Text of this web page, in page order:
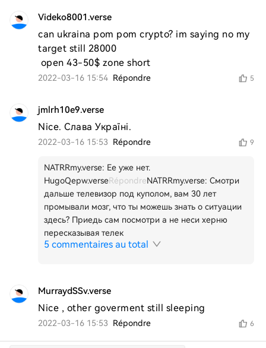
Videko8001.verse
can ukraina pom pom crypto? im saying no my
target still 28000
open 43-50$ zone short
2022-03-16 15:54 Répondre 5
jmlrh10e9.verse
Nice. Слава Україні.
2022-03-16 15:53 Répondre 9
NATRRmy.verse: Ее уже нет.
HugoQepw.verseRépondreNATRRmy.verse: Смотри
дальше телевизор под куполом, вам 30 лет
промывали мозг, что ты можешь знать о ситуации
здесь? Приедь сам посмотри а не неси херню
пересказывая телек
5 commentaires au total
MurraydSSv.verse
Nice , other goverment still sleeping
2022-03-16 15:53 Répondre 6